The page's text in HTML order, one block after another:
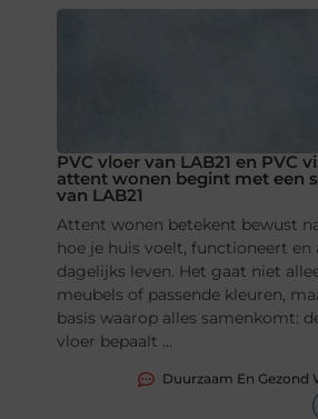
PVC vloer van LAB21 en PVC
attent wonen begint met een
van LAB21
Attent wonen betekent bewust
hoe je huis voelt, functioneert en
dagelijks leven. Het gaat niet
meubels of passende kleuren,
basis waarop alles samenkomt:
vloer bepaalt ...
Duurzaam En Gezond